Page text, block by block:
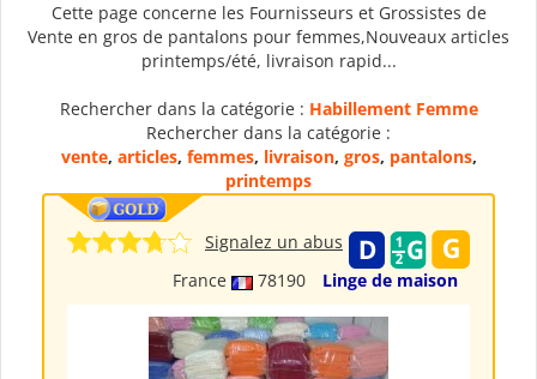
Cette page concerne les Fournisseurs et Grossistes de
Vente en gros de pantalons pour femmes,Nouveaux articles
printemps/été, livraison rapid...
Rechercher dans la catégorie : Habillement Femme
Rechercher dans la catégorie :
vente, articles, femmes, livraison, gros, pantalons,
printemps
France 78190 Linge de maison
Signalez un abus